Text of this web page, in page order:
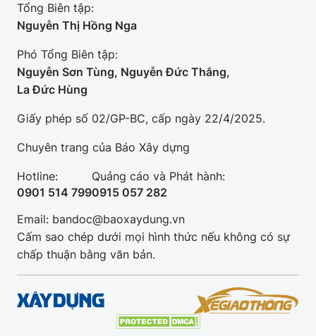
Tổng Biên tập:
Nguyễn Thị Hồng Nga
Phó Tổng Biên tập:
Nguyễn Sơn Tùng, Nguyễn Đức Thắng,
La Đức Hùng
Giấy phép số 02/GP-BC, cấp ngày 22/4/2025.
Chuyên trang của Báo Xây dựng
Hotline:
0901 514 799
Quảng cáo và Phát hành:
0915 057 282
Email: bandoc@baoxaydung.vn
Cấm sao chép dưới mọi hình thức nếu không có sự
chấp thuận bằng văn bản.